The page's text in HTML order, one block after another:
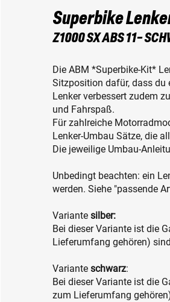
Superbike
Z1000 SX ABS 11-
Die ABM *Superbike-Kit*
Sitzposition dafür, dass du
Lenker verbessert zudem
und Fahrspaß.
Für zahlreiche
Lenker-Umbau Sätze, die
Die jeweilige Umbau-
Unbedingt beachten: ein
werden. Siehe "passende
Variante silber:
Bei dieser Variante ist die
Lieferumfang gehören)
Variante schwarz:
Bei dieser Variante ist die
zum Lieferumfang